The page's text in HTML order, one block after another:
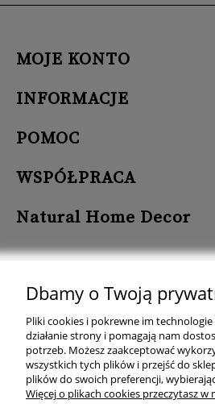
MOJE KONTO
INFORMACJE
POMOC
WSPÓŁPRACA
Natural Home Decor
Natural Home Decor | E-mail: sklep at
507 707 299
| NIP: 7971800592 |
Copyright © 2026 -
Dbamy o Twoją
Pliki cookies i pokrewne im
działanie strony i pomagają nam
potrzeb. Możesz zaakceptować
wszystkich tych plików i przejść do
plików do swoich preferencji,
Więcej o plikach cookies przeczytasz w